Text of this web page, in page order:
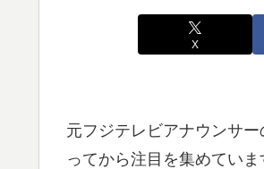
X
元フジテレビアナウンサ
ってから注目を集めてい